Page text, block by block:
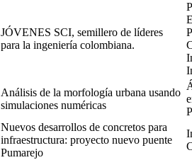
JÓVENES SCI, semillero de líderes
para la ingeniería colombiana.
Análisis de la morfología urbana usando
simulaciones numéricas
Nuevos desarrollos de concretos para
infraestructura: proyecto nuevo puente
Pumarejo